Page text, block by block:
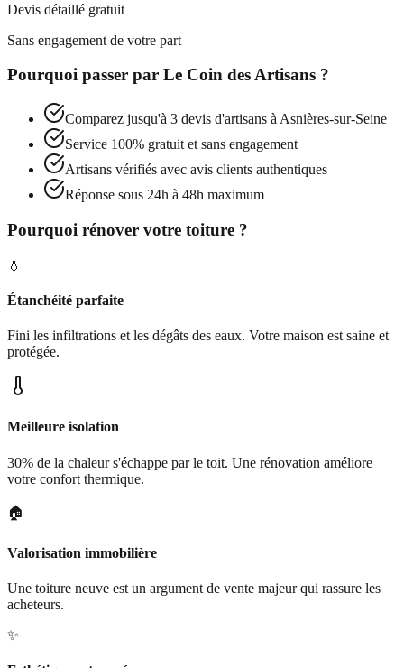
Devis détaillé gratuit
Sans engagement de votre part
Pourquoi passer par Le Coin des Artisans ?
Comparez jusqu'à 3 devis d'artisans à Asnières-sur-Seine
Service 100% gratuit et sans engagement
Artisans vérifiés avec avis clients authentiques
Réponse sous 24h à 48h maximum
Pourquoi rénover votre toiture ?
💧
Étanchéité parfaite
Fini les infiltrations et les dégâts des eaux. Votre maison est saine et
protégée.
Meilleure isolation
30% de la chaleur s'échappe par le toit. Une rénovation améliore
votre confort thermique.
🏠
Valorisation immobilière
Une toiture neuve est un argument de vente majeur qui rassure les
acheteurs.
✨